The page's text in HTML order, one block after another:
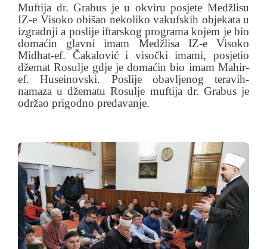
Muftija dr. Grabus je u okviru posjete Medžlisu
IZ-e Visoko obišao nekoliko vakufskih objekata u
izgradnji a poslije iftarskog programa kojem je bio
domaćin glavni imam Medžlisa IZ-e Visoko
Midhat-ef. Čakalović i visočki imami, posjetio
džemat Rosulje gdje je domaćin bio imam Mahir-
ef. Huseinovski. Poslije obavljenog teravih-
namaza u džematu Rosulje muftija dr. Grabus je
održao prigodno predavanje.